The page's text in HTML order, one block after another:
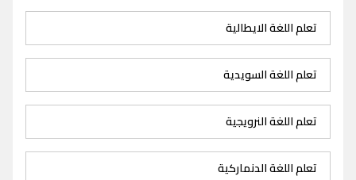
تعلم اللغة الايطالية
تعلم اللغة السويدية
تعلم اللغة النرويجية
تعلم اللغة الدنماركية